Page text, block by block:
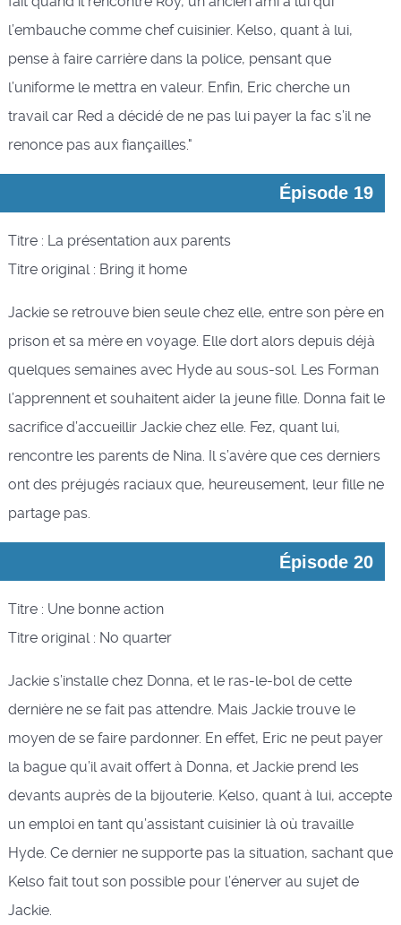
l’embauche comme chef cuisinier. Kelso, quant à lui,
pense à faire carrière dans la police, pensant que
l’uniforme le mettra en valeur. Enfin, Eric cherche un
travail car Red a décidé de ne pas lui payer la fac s’il ne
renonce pas aux fiançailles."
Épisode 19
Titre : La présentation aux parents
Titre original : Bring it home
Jackie se retrouve bien seule chez elle, entre son père en
prison et sa mère en voyage. Elle dort alors depuis déjà
quelques semaines avec Hyde au sous-sol. Les Forman
l’apprennent et souhaitent aider la jeune fille. Donna fait le
sacrifice d’accueillir Jackie chez elle. Fez, quant lui,
rencontre les parents de Nina. Il s’avère que ces derniers
ont des préjugés raciaux que, heureusement, leur fille ne
partage pas.
Épisode 20
Titre : Une bonne action
Titre original : No quarter
Jackie s’installe chez Donna, et le ras-le-bol de cette
dernière ne se fait pas attendre. Mais Jackie trouve le
moyen de se faire pardonner. En effet, Eric ne peut payer
la bague qu’il avait offert à Donna, et Jackie prend les
devants auprès de la bijouterie. Kelso, quant à lui, accepte
un emploi en tant qu’assistant cuisinier là où travaille
Hyde. Ce dernier ne supporte pas la situation, sachant que
Kelso fait tout son possible pour l’énerver au sujet de
Jackie.